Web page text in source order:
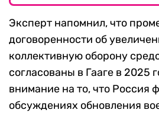
Эксперт напомнил, что
договоренности об
коллективную оборону
согласованы в Гааге в 2025
внимание на то, что Россия
обсуждениях обновления